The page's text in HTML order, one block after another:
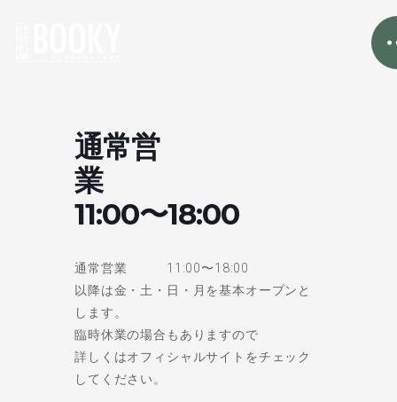
通常営
業
11:00〜18:00
通常営業 11:00〜18:00
以降は金・土・日・月を基本オープンと
します。
臨時休業の場合もありますので
詳しくはオフィシャルサイトをチェック
してください。